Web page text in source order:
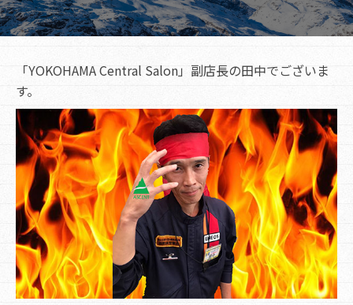
「YOKOHAMA Central Salon」副店長の田中でございま
す。